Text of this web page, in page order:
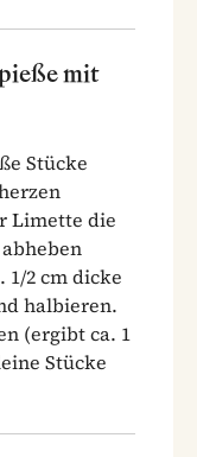
mit
Stücke
Limette die
1/2 cm dicke
halbieren.
(ergibt ca. 1
Stücke